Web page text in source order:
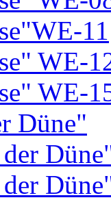
11
WE-
WE-
Düne"